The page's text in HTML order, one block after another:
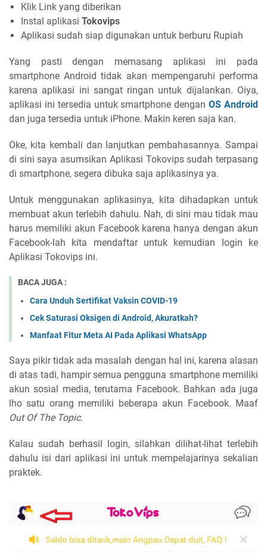
Klik Link yang diberikan
Instal aplikasi Tokovips
Aplikasi sudah siap digunakan untuk berburu Rupiah
Yang pasti dengan memasang aplikasi ini pada
smartphone Android tidak akan mempengaruhi performa
karena aplikasi ini sangat ringan untuk dijalankan. Oiya,
aplikasi ini tersedia untuk smartphone denganOS Android
dan juga tersedia untuk iPhone. Makin keren saja kan.
Oke, kita kembali dan lanjutkan pembahasannya. Sampai
di sini saya asumsikan Aplikasi Tokovips sudah terpasang
di smartphone, segera dibuka saja aplikasinya ya.
Untuk menggunakan aplikasinya, kita dihadapkan untuk
membuat akun terlebih dahulu. Nah, di sini mau tidak mau
harus memiliki akun Facebook karena hanya dengan akun
Facebook-lah kita mendaftar untuk kemudian login ke
Aplikasi Tokovips ini.
BACA JUGA :
Cara Unduh Sertifikat Vaksin COVID-19
Cek Saturasi Oksigen di Android, Akuratkah?
Manfaat Fitur Meta AI Pada Aplikasi WhatsApp
Saya pikir tidak ada masalah dengan hal ini, karena alasan
di atas tadi, hampir semua pengguna smartphone memiliki
akun sosial media, terutama Facebook. Bahkan ada juga
lho satu orang memiliki beberapa akun Facebook. Maaf
Out Of The Topic.
Kalau sudah berhasil login, silahkan dilihat-lihat terlebih
dahulu isi dari aplikasi ini untuk mempelajarinya sekalian
praktek.